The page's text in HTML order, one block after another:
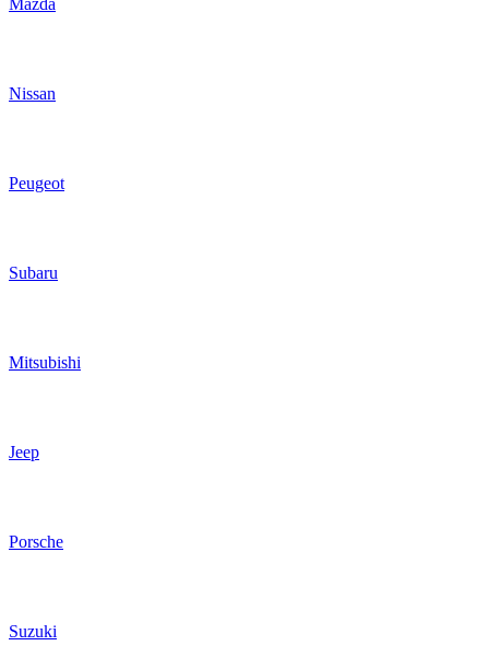
Nissan
Peugeot
Subaru
Mitsubishi
Jeep
Porsche
Suzuki